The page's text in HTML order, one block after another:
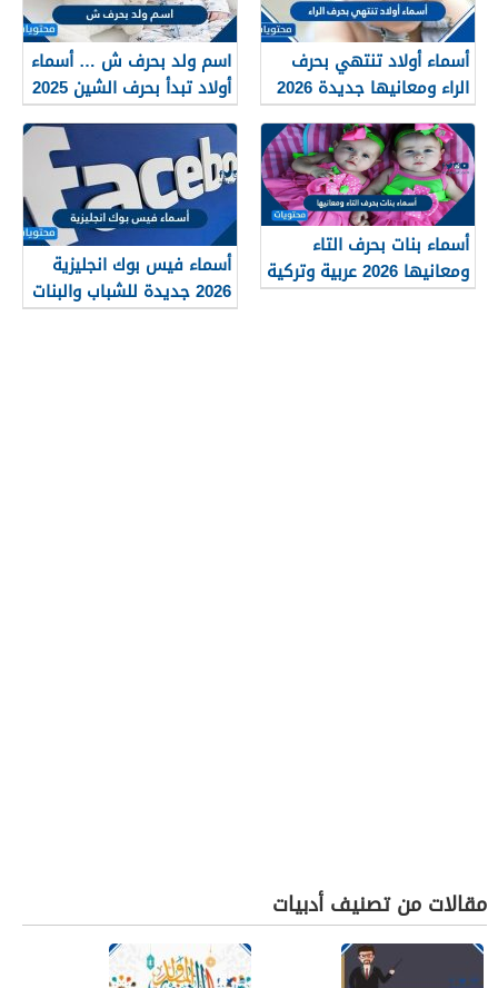
أسماء أولاد تنتهي بحرف
الراء ومعانيها جديدة 2026
اسم ولد بحرف ش … أسماء
أولاد تبدأ بحرف الشين 2025
ومعانيها
أسماء بنات بحرف التاء
ومعانيها 2026 عربية وتركية
جميلة وجذابة
أسماء فيس بوك انجليزية
2026 جديدة للشباب والبنات
مقالات من تصنيف أدبيات